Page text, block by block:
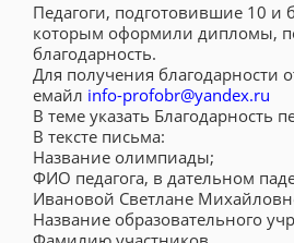
Педагоги, подготовившие 10 и
которым оформили дипломы,
благодарность.
Для получения благодарности
емайл info-profobr@yandex.ru
В теме указать Благодарность
В тексте письма:
Название олимпиады;
ФИО педагога, в дательном
Ивановой Светлане
Название образовательного